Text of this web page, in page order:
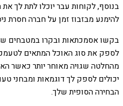
בנוסף, לקוחות עבר יוכלו לתת לך
להימנע מבזבוז זמן על חברה חסרת
בקשו אסמכתאות ובקרו במטבחים
לספק את סוג האוכל המתאים
מהחלטה שגויה מאוחר יותר כאשר
יכולים לספק לך דוגמאות ומבחני
הבחירה הסופית שלך.